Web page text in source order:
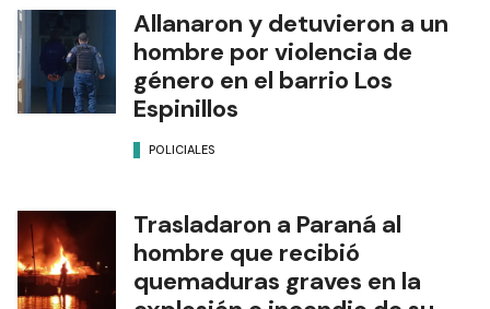
Allanaron y detuvieron a un
hombre por violencia de
género en el barrio Los
Espinillos
POLICIALES
Trasladaron a Paraná al
hombre que recibió
quemaduras graves en la